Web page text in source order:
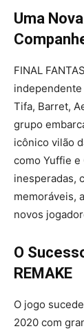
Uma
FINAL
Tifa, Barret,
grupo
icônico vilão
como Yuffie
inesperadas,
memoráveis,
novos
O
REMAKE
O jogo sucede
2020 com